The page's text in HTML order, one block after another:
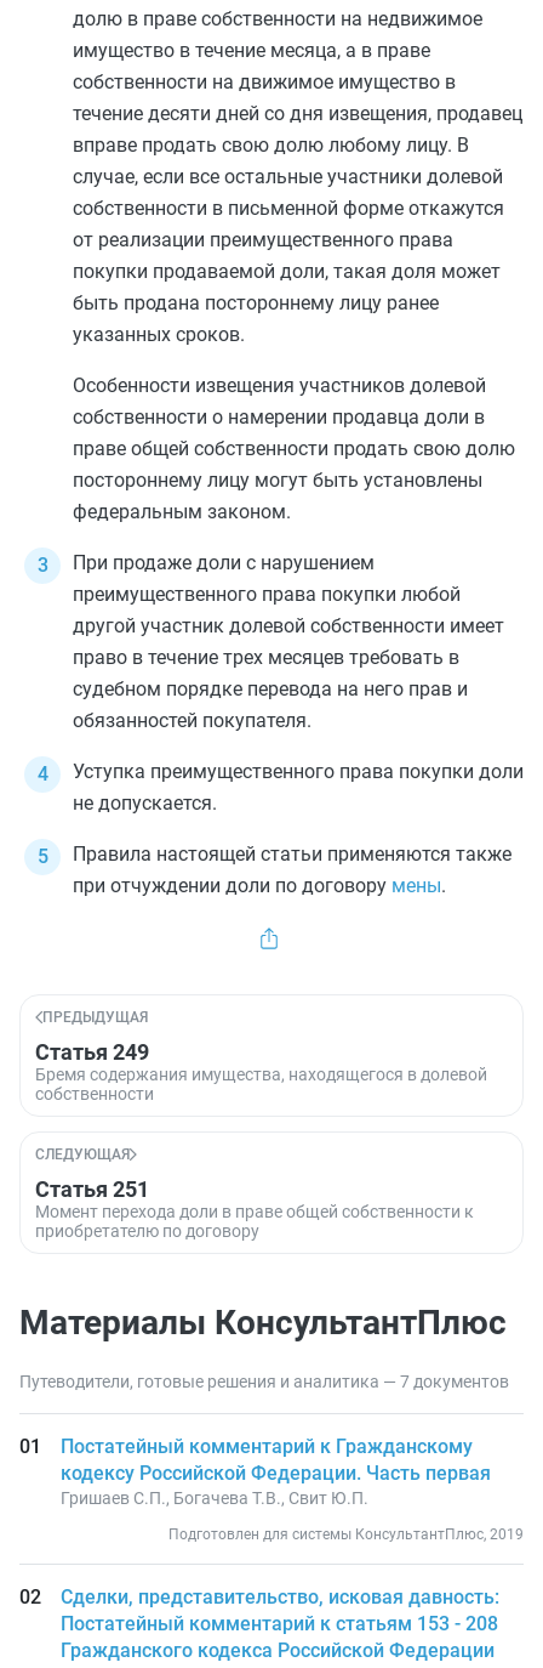
долю в праве собственности на недвижимое
имущество в течение месяца, а в праве
собственности на движимое имущество в
течение десяти дней со дня извещения, продавец
вправе продать свою долю любому лицу. В
случае, если все остальные участники долевой
собственности в письменной форме откажутся
от реализации преимущественного права
покупки продаваемой доли, такая доля может
быть продана постороннему лицу ранее
указанных сроков.
Особенности извещения участников долевой
собственности о намерении продавца доли в
праве общей собственности продать свою долю
постороннему лицу могут быть установлены
федеральным законом.
При продаже доли с нарушением
преимущественного права покупки любой
другой участник долевой собственности имеет
право в течение трех месяцев требовать в
судебном порядке перевода на него прав и
обязанностей покупателя.
Уступка преимущественного права покупки доли
не допускается.
Правила настоящей статьи применяются также
при отчуждении доли по договору мены.
ПРЕДЫДУЩАЯ
Статья 249
Бремя содержания имущества, находящегося в долевой
собственности
СЛЕДУЮЩАЯ
Статья 251
Момент перехода доли в праве общей собственности к
приобретателю по договору
Материалы КонсультантПлюс
Путеводители, готовые решения и аналитика — 7 документов
Постатейный комментарий к Гражданскому
кодексу Российской Федерации. Часть первая
Гришаев С.П., Богачева Т.В., Свит Ю.П.
Подготовлен для системы КонсультантПлюс, 2019
Сделки, представительство, исковая давность:
Постатейный комментарий к статьям 153 - 208
Гражданского кодекса Российской Федерации